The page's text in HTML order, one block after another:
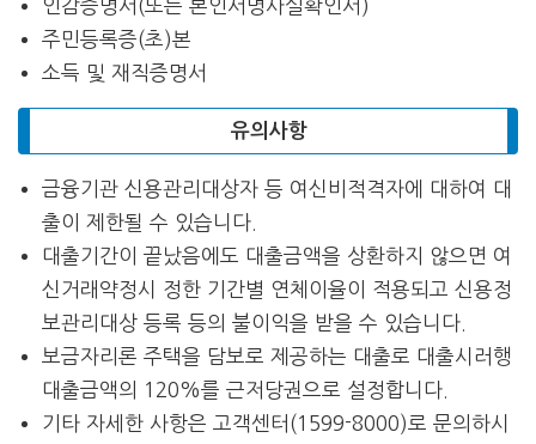
인감증명서(또는 본인서명사실확인서)
주민등록증(초)본
소득 및 재직증명서
유의사항
금융기관 신용관리대상자 등 여신비적격자에 대하여 대
출이 제한될 수 있습니다.
대출기간이 끝났음에도 대출금액을 상환하지 않으면 여
신거래약정시 정한 기간별 연체이율이 적용되고 신용정
보관리대상 등록 등의 불이익을 받을 수 있습니다.
보금자리론 주택을 담보로 제공하는 대출로 대출시러행
대출금액의 120%를 근저당권으로 설정합니다.
기타 자세한 사항은 고객센터(1599-8000)로 문의하시